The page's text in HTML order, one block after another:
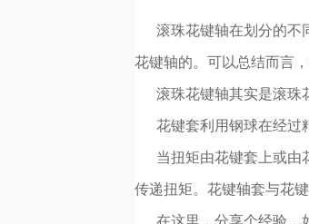
滚珠花键轴在划分的不
花键轴的。可以总结而言
滚珠花键轴其实是滚珠
花键套利用钢球在经过
当扭矩由花键套上或由
传递扭矩。花键轴套与花
在这里，分享个经验，